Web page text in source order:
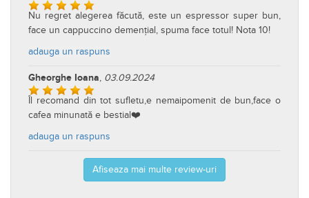
Nu regret alegerea făcută, este un espressor super bun,
face un cappuccino demențial, spuma face totul! Nota 10!
adauga un raspuns
Gheorghe Ioana, 03.09.2024
Îl recomand din tot sufletu,e nemaipomenit de bun,face o
cafea minunată e bestial❤️
adauga un raspuns
Afiseaza mai multe review-uri